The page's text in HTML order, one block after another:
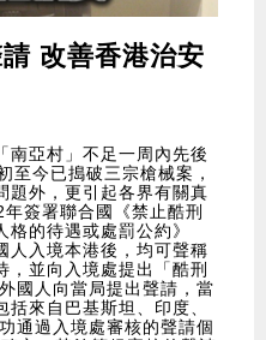
改善香港治安
南亞村」不足一周內先後
至今已搗破三宗槍械案，
題外，更引起各界有關真
簽署聯合國《禁止酷刑
的待遇或處罰公約》
人入境本港後，均可聲稱
，並向入境處提出「酷刑
國人向當局提出聲請，當
來自巴基斯坦、印度、
通過入境處審核的聲請個